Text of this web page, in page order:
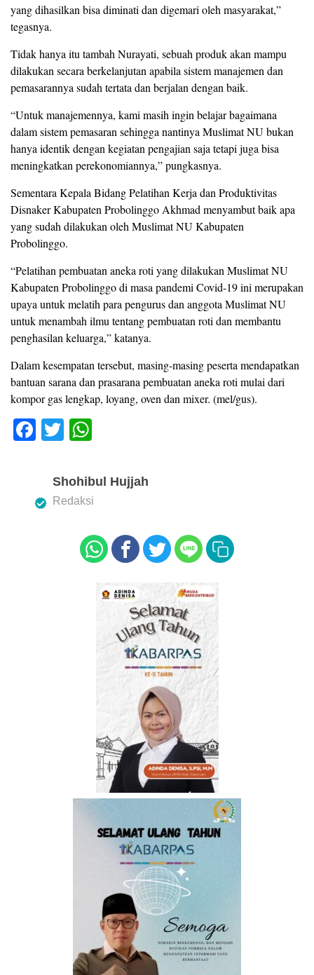
yang dihasilkan bisa diminati dan digemari oleh masyarakat,”
tegasnya.
Tidak hanya itu tambah Nurayati, sebuah produk akan mampu
dilakukan secara berkelanjutan apabila sistem manajemen dan
pemasarannya sudah tertata dan berjalan dengan baik.
“Untuk manajemennya, kami masih ingin belajar bagaimana
dalam sistem pemasaran sehingga nantinya Muslimat NU bukan
hanya identik dengan kegiatan pengajian saja tetapi juga bisa
meningkatkan perekonomiannya,” pungkasnya.
Sementara Kepala Bidang Pelatihan Kerja dan Produktivitas
Disnaker Kabupaten Probolinggo Akhmad menyambut baik apa
yang sudah dilakukan oleh Muslimat NU Kabupaten
Probolinggo.
“Pelatihan pembuatan aneka roti yang dilakukan Muslimat NU
Kabupaten Probolinggo di masa pandemi Covid-19 ini merupakan
upaya untuk melatih para pengurus dan anggota Muslimat NU
untuk menambah ilmu tentang pembuatan roti dan membantu
penghasilan keluarga,” katanya.
Dalam kesempatan tersebut, masing-masing peserta mendapatkan
bantuan sarana dan prasarana pembuatan aneka roti mulai dari
kompor gas lengkap, loyang, oven dan mixer. (mel/gus).
F
e
T
tt
er
at
s
p
p
Shohibul Hujjah
Redaksi